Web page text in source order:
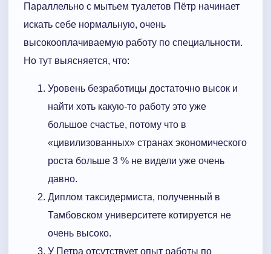
Параллельно с мытьем туалетов Пётр начинает
искать себе нормальную, очень
высокооплачиваемую работу по специальности.
Но тут выясняется, что:
Уровень безработицы достаточно высок и
найти хоть какую-то работу это уже
большое счастье, потому что в
«цивилизованных» странах экономического
роста больше 3 % не видели уже очень
давно.
Диплом таксидермиста, полученный в
Тамбовском университете котируется не
очень высоко.
У Петра отсутствует опыт работы по